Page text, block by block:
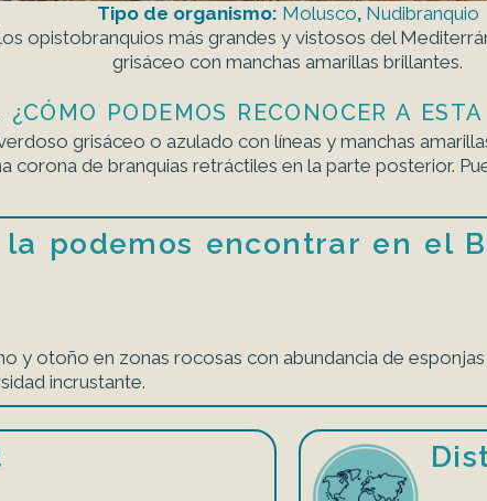
Tipo de organismo: Molusco, Nudibranquio
opistobranquios más grandes y vistosos del
grisáceo con manchas amarillas brillantes.
¿CÓMO PODEMOS RECONOCER A ESTA
grisáceo o azulado con líneas y manchas
corona de branquias retráctiles en la parte posterior.
la podemos encontrar en el
y otoño en zonas rocosas con abundancia de
incrustante.